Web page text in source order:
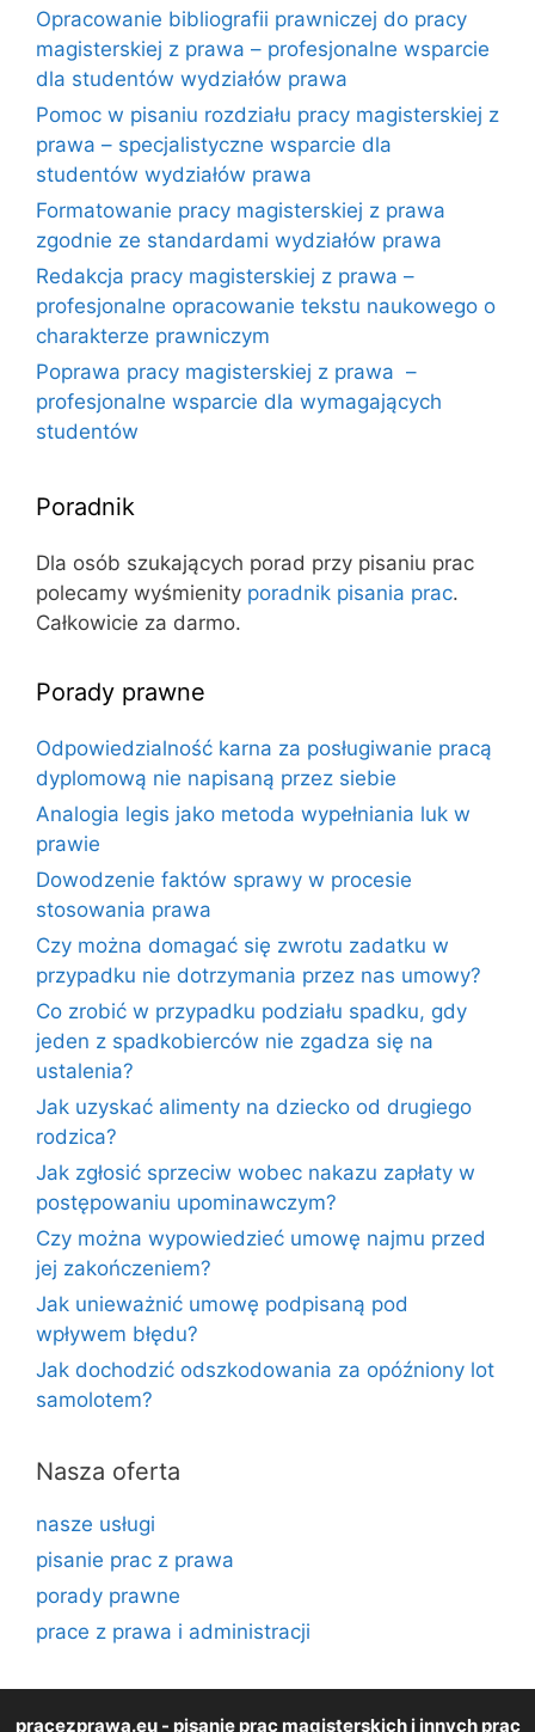
Opracowanie bibliografii prawniczej do pracy
magisterskiej z prawa – profesjonalne wsparcie
dla studentów wydziałów prawa
Pomoc w pisaniu rozdziału pracy magisterskiej z
prawa – specjalistyczne wsparcie dla
studentów wydziałów prawa
Formatowanie pracy magisterskiej z prawa
zgodnie ze standardami wydziałów prawa
Redakcja pracy magisterskiej z prawa –
profesjonalne opracowanie tekstu naukowego o
charakterze prawniczym
Poprawa pracy magisterskiej z prawa –
profesjonalne wsparcie dla wymagających
studentów
Poradnik
Dla osób szukających porad przy pisaniu prac
polecamy wyśmienity poradnik pisania prac.
Całkowicie za darmo.
Porady prawne
Odpowiedzialność karna za posługiwanie pracą
dyplomową nie napisaną przez siebie
Analogia legis jako metoda wypełniania luk w
prawie
Dowodzenie faktów sprawy w procesie
stosowania prawa
Czy można domagać się zwrotu zadatku w
przypadku nie dotrzymania przez nas umowy?
Co zrobić w przypadku podziału spadku, gdy
jeden z spadkobierców nie zgadza się na
ustalenia?
Jak uzyskać alimenty na dziecko od drugiego
rodzica?
Jak zgłosić sprzeciw wobec nakazu zapłaty w
postępowaniu upominawczym?
Czy można wypowiedzieć umowę najmu przed
jej zakończeniem?
Jak unieważnić umowę podpisaną pod
wpływem błędu?
Jak dochodzić odszkodowania za opóźniony lot
samolotem?
Nasza oferta
nasze usługi
pisanie prac z prawa
porady prawne
prace z prawa i administracji
pracezprawa.eu- pisanie prac magisterskich i innych prac